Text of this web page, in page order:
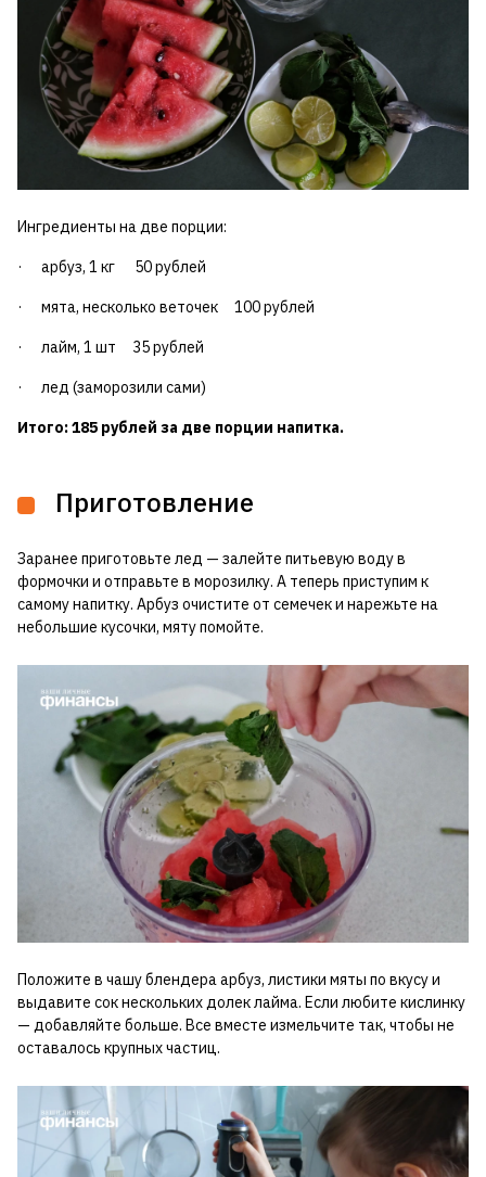
Ингредиенты на две порции:
· арбуз, 1 кг 50 рублей
· мята, несколько веточек 100 рублей
· лайм, 1 шт 35 рублей
· лед (заморозили сами)
Итого: 185 рублей за две порции напитка.
Приготовление
Заранее приготовьте лед — залейте питьевую воду в
формочки и отправьте в морозилку. А теперь приступим к
самому напитку. Арбуз очистите от семечек и нарежьте на
небольшие кусочки, мяту помойте.
Положите в чашу блендера арбуз, листики мяты по вкусу и
выдавите сок нескольких долек лайма. Если любите кислинку
— добавляйте больше. Все вместе измельчите так, чтобы не
оставалось крупных частиц.